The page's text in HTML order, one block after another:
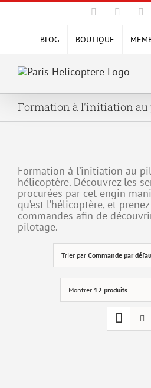
Passer
contenu
Facebook
BLOG BOUTIQUE
Formation à l'initiation au
Formation à l’initiation au
hélicoptère. Découvrez les
procurées par cet engin
qu’est l’hélicoptère, et
commandes afin de
pilotage.
Trier par Commande par
Montrer 12 produits